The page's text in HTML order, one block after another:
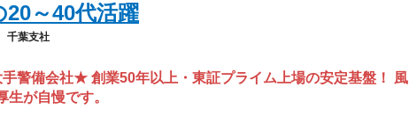
～40代活躍
千葉支社
警備会社★ 創業50年以上・東証プライム上場の安定基盤！ 風
が自慢です。